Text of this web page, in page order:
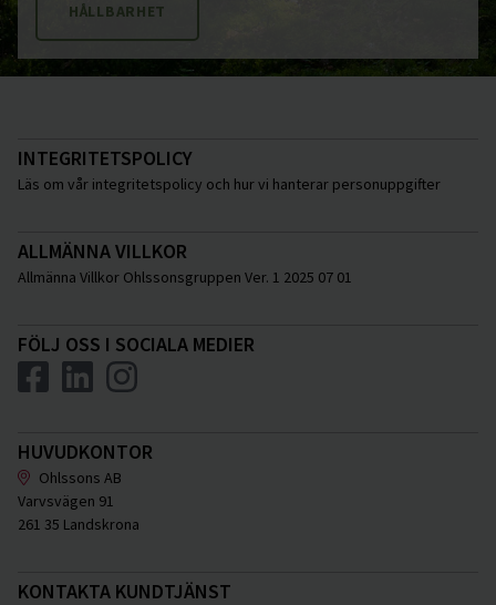
HÅLLBARHET
INTEGRITETSPOLICY
Läs om vår integritetspolicy och hur vi hanterar personuppgifter
ALLMÄNNA VILLKOR
Allmänna Villkor Ohlssonsgruppen Ver. 1 2025 07 01
FÖLJ OSS I SOCIALA MEDIER
HUVUDKONTOR
Ohlssons AB
Varvsvägen 91
261 35 Landskrona
KONTAKTA KUNDTJÄNST